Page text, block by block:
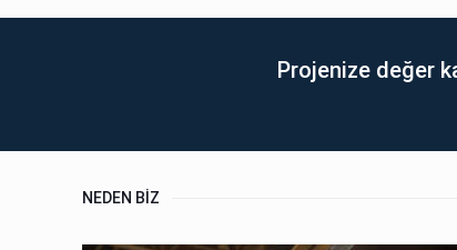
Projenize değer
NEDEN BİZ